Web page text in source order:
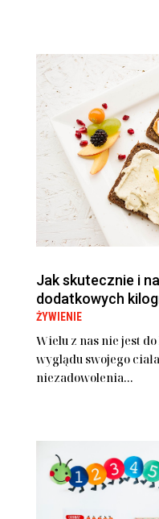
Jak skutecznie i
dodatkowych
ŻYWIENIE
Wielu z nas nie jest
wyglądu swojego
niezadowolenia...